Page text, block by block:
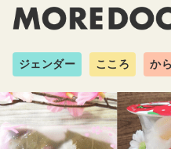
ジェンダー こころ か